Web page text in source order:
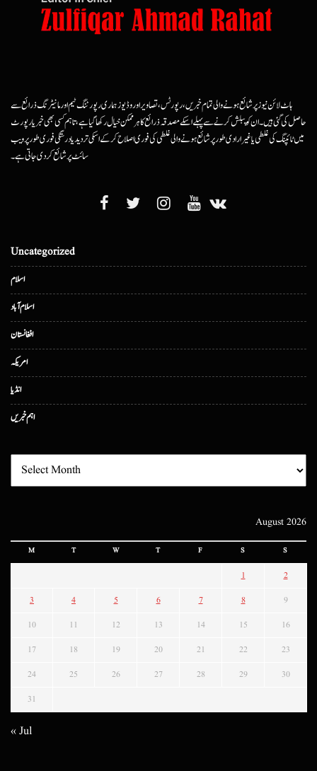
ہاٹ لائن نیوز پر شائع ہونے والی تمام خبریں، رپورٹس، تصاویر اور وڈیوز ہماری رپورٹنگ ٹیم اور مانیٹرنگ ذرائع سے
حاصل کی گئی ہیں۔ ان کو پبلش کرنے سے پہلے اسکے مصدقہ ذرائع کا ہرممکن خیال رکھا گیا ہے، تاہم کسی بھی خبر یا رپورٹ
میں ٹائپنگ کی غلطی یا غیرارادی طور پر شائع ہونے والی غلطی کی فوری اصلاح کرکے اسکی تردید یا درستگی فوری طور پر ویب
سائٹ پر شائع کردی جاتی ہے۔
Uncategorized
اسلام
اسلام آباد
افغانستان
امریکہ
انڈیا
اہم خبریں
August 2026
M T W T F S S
1 2
3 4 5 6 7 8 9
10 11 12 13 14 15 16
17 18 19 20 21 22 23
24 25 26 27 28 29 30
31
« Jul